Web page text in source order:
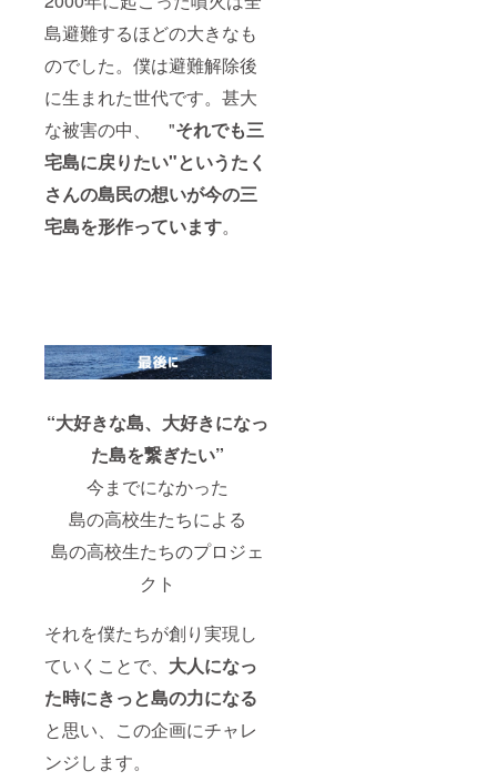
島避難するほどの大きなも
のでした。僕は避難解除後
に生まれた世代です。甚大
な被害の中、 "それでも三
宅島に戻りたい"というたく
さんの島民の想いが今の三
宅島を形作っています。
“大好きな島、大好きになっ
た島を繋ぎたい”
今までになかった
島の高校生たちによる
島の高校生たちのプロジェ
クト
それを僕たちが創り実現し
ていくことで、 大人になっ
た時にきっと島の力になる
と思い、この企画にチャレ
ンジします。